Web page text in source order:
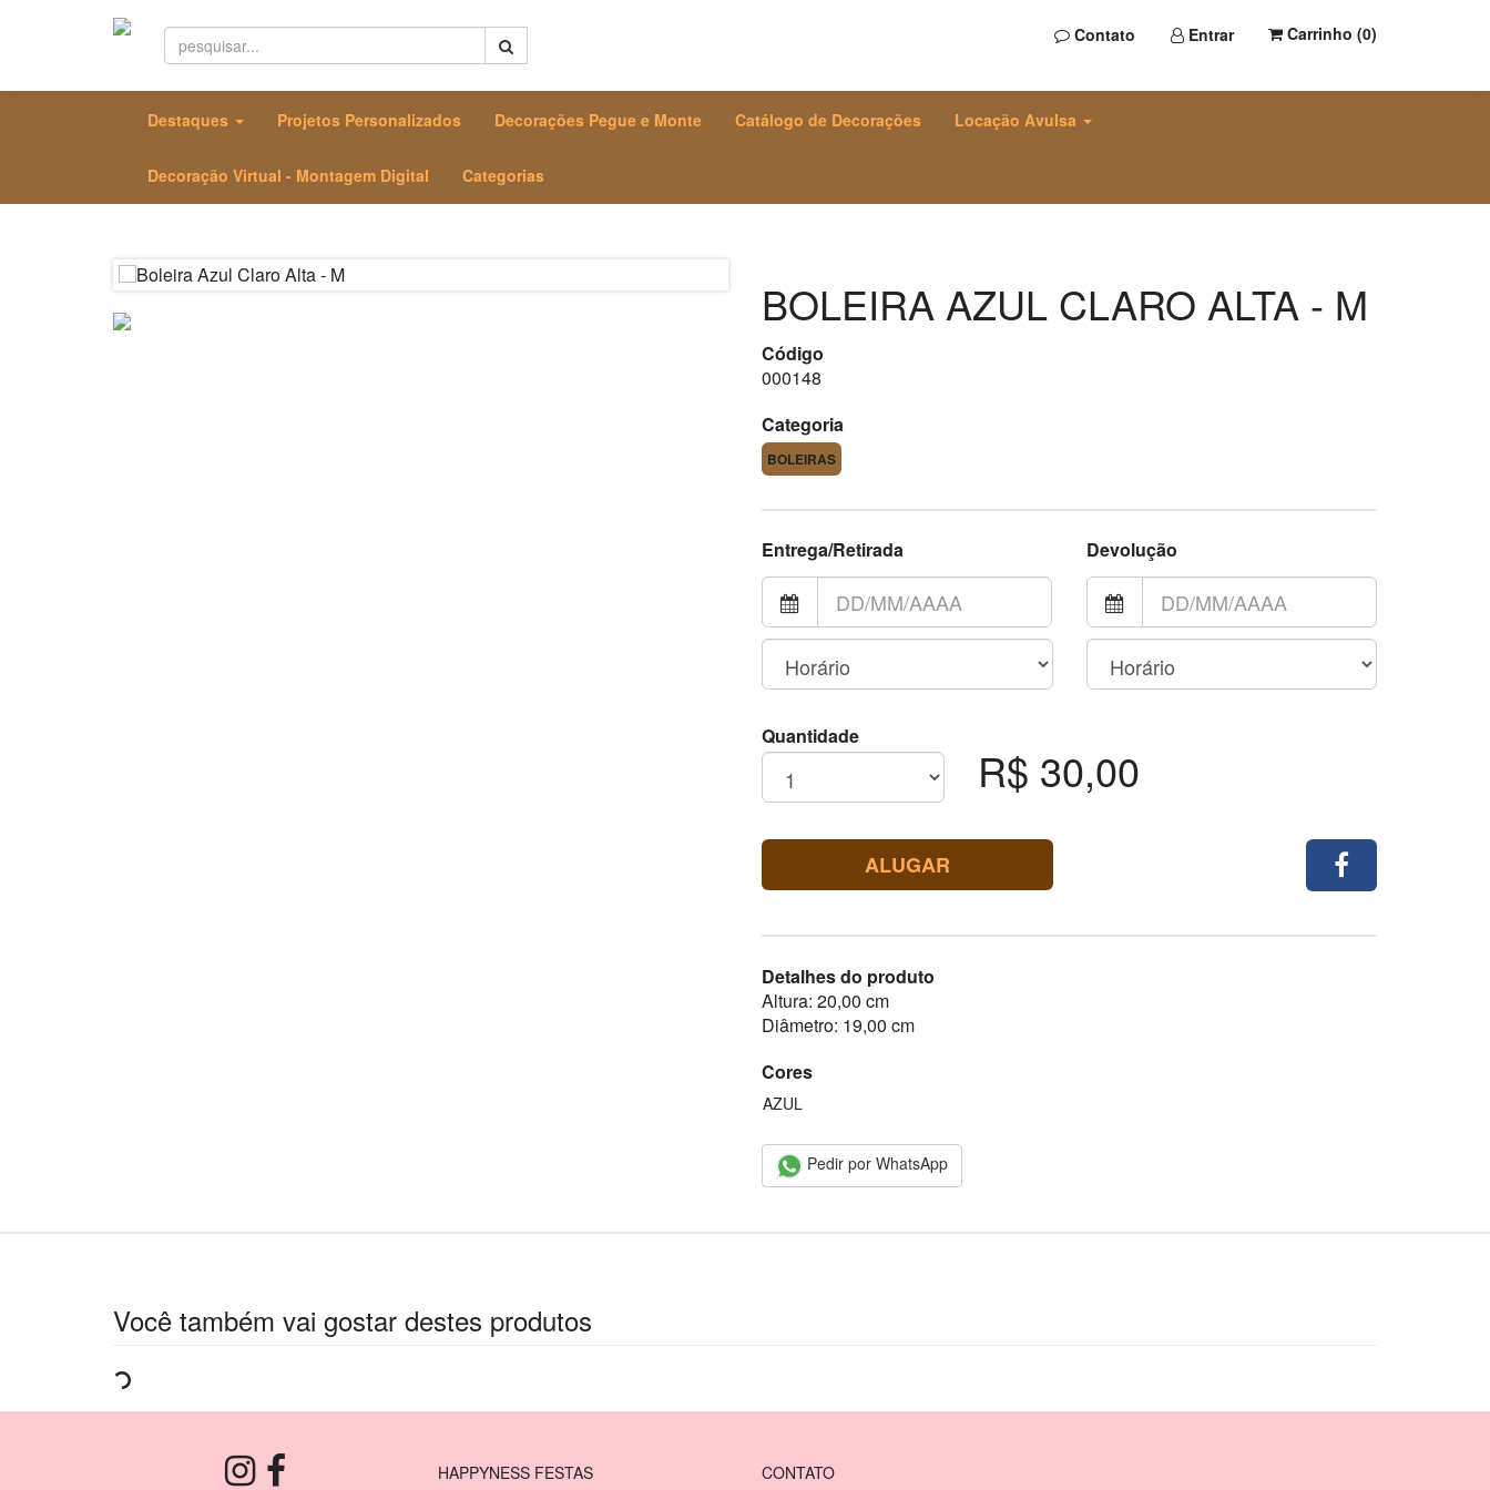
Contato Entrar Carrinho (0)
Destaques Projetos Personalizados Decorações Pegue e Monte Catálogo de Decorações Locação Avulsa
Decoração Virtual - Montagem Digital Categorias
BOLEIRA AZUL CLARO ALTA - M
Código
000148
Categoria
BOLEIRAS
Entrega/Retirada Devolução
Quantidade
R$ 30,00
ALUGAR
Detalhes do produto
Altura: 20,00 cm
Diâmetro: 19,00 cm
Cores
AZUL
Pedir por WhatsApp
Você também vai gostar destes produtos
HAPPYNESS FESTAS CONTATO